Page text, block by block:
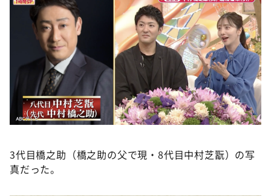
3代目橋之助（橋之助の父で現・8代目中村芝翫）の写
真だった。